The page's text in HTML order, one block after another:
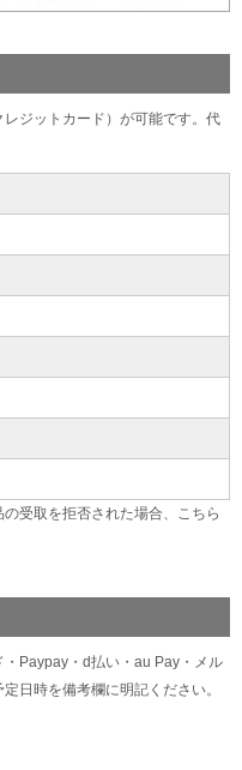
ジットカード）が可能です。代
受取を拒否された場合、こちら
Paypay・d払い・au Pay・メル
日時を備考欄に明記ください。